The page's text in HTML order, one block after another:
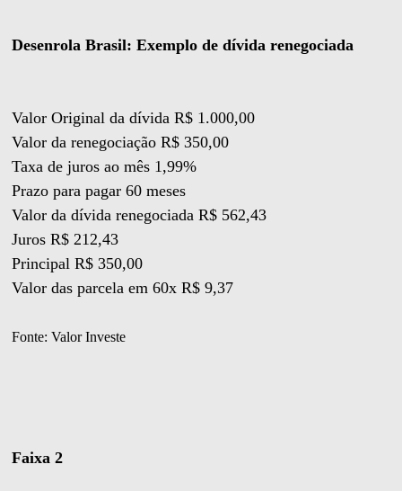
Desenrola Brasil: Exemplo de dívida renegociada
Valor Original da dívida R$ 1.000,00
Valor da renegociação R$ 350,00
Taxa de juros ao mês 1,99%
Prazo para pagar 60 meses
Valor da dívida renegociada R$ 562,43
Juros R$ 212,43
Principal R$ 350,00
Valor das parcela em 60x R$ 9,37
Fonte: Valor Investe
Faixa 2